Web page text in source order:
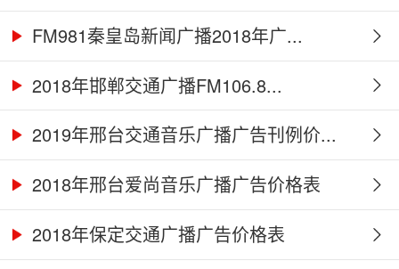
FM981秦皇岛新闻广播2018年广...
2018年邯郸交通广播FM106.8...
2019年邢台交通音乐广播广告刊例价...
2018年邢台爱尚音乐广播广告价格表
2018年保定交通广播广告价格表